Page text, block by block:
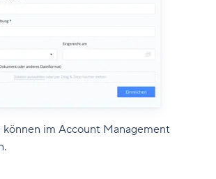
im Account Management